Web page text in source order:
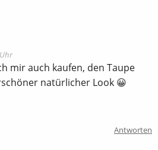
mir auch kaufen, den Taupe
natürlicher Look 😀
Antworten